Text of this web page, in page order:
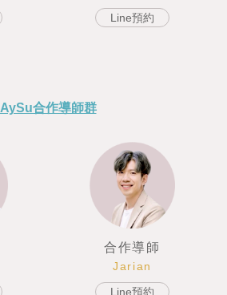
Line預約
AySu合作導師群
合作導師
Jarian
Line預約